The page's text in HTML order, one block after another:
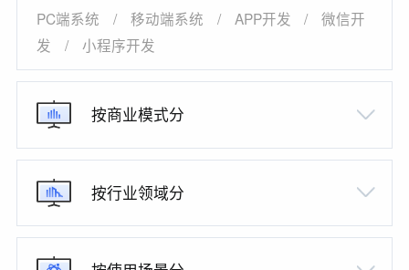
PC端系统 / 移动端系统 / APP开发 /
微信开
发
/ 小程序开发
按商业模式分
按行业领域分